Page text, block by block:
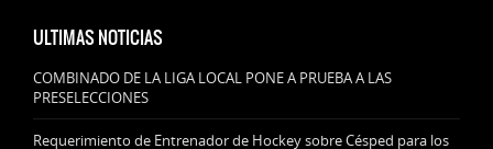
ULTIMAS NOTICIAS
COMBINADO DE LA LIGA LOCAL PONE A PRUEBA A LAS
PRESELECCIONES
Requerimiento de Entrenador de Hockey sobre Césped para los